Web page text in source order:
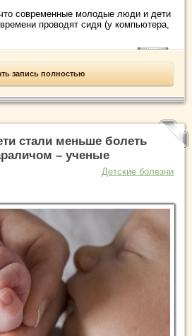
современные молодые люди и дети
проводят сидя (у компьютера,
запись полностью
стали меньше болеть
– ученые
Детские болезни